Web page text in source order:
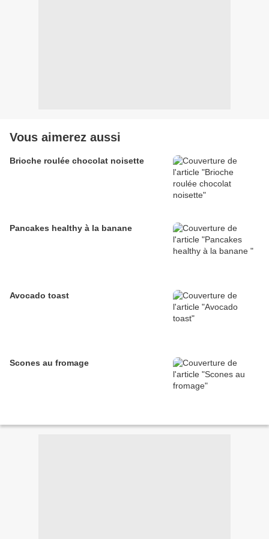
Vous aimerez aussi
Brioche roulée chocolat noisette
Pancakes healthy à la banane
Avocado toast
Scones au fromage